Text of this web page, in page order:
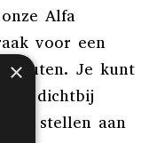
Alfa
voor een
Druten. Je kunt
dichtbij
stellen aan
×